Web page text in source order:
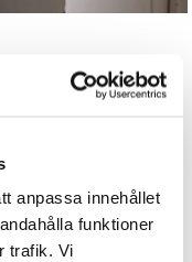
anpassa innehållet
funktioner
trafik. Vi